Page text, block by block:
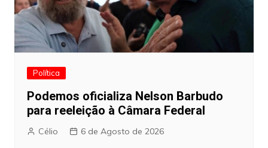
Política
Podemos oficializa Nelson Barbudo
para reeleição à Câmara Federal
Célio 6 de Agosto de 2026